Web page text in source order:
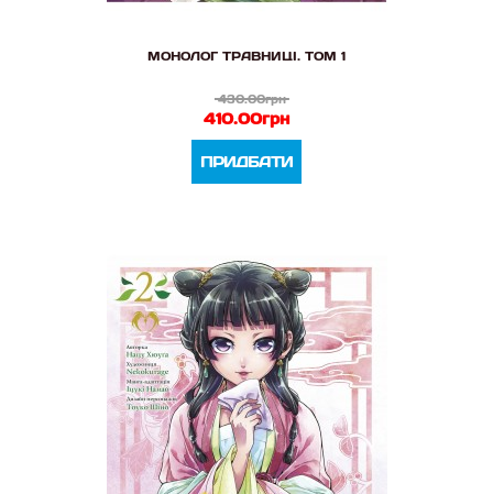
МОНОЛОГ ТРАВНИЦІ. ТОМ 1
430.00грн
410.00грн
ПРИДБАТИ